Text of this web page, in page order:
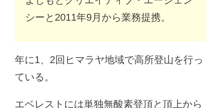
シーと2011年9月から業務提携。
年に1、2回ヒマラヤ地域で高所登山を行っ
ている。
エベレストには単独無酸素登頂と頂上から